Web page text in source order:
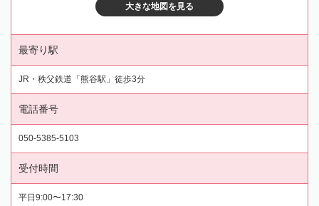
大きな地図を見る
最寄り駅
JR・秩父鉄道「熊谷駅」徒歩3分
電話番号
050-5385-5103
受付時間
平日9:00〜17:30